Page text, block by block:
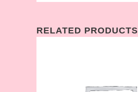
RELATED PRODUCTS